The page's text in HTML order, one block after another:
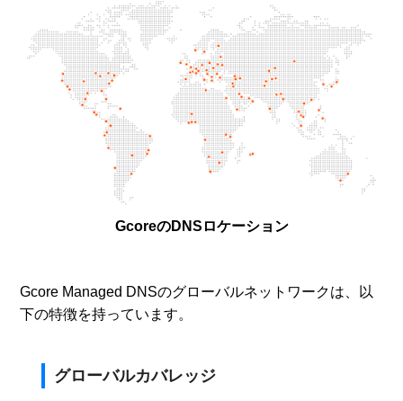
GcoreのDNSロケーション
Gcore Managed DNSのグローバルネットワークは、以
下の特徴を持っています。
グローバルカバレッジ